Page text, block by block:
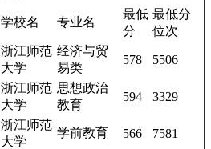
学校名 专业名
最低
分
最低分
位次
浙江师范
大学
经济与贸
易类
578 5506
浙江师范
大学
思想政治
教育
594 3329
浙江师范
大学
学前教育 566 7581